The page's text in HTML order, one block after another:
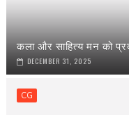
कला और साहित्य मन को
DECEMBER 31, 2025
CG